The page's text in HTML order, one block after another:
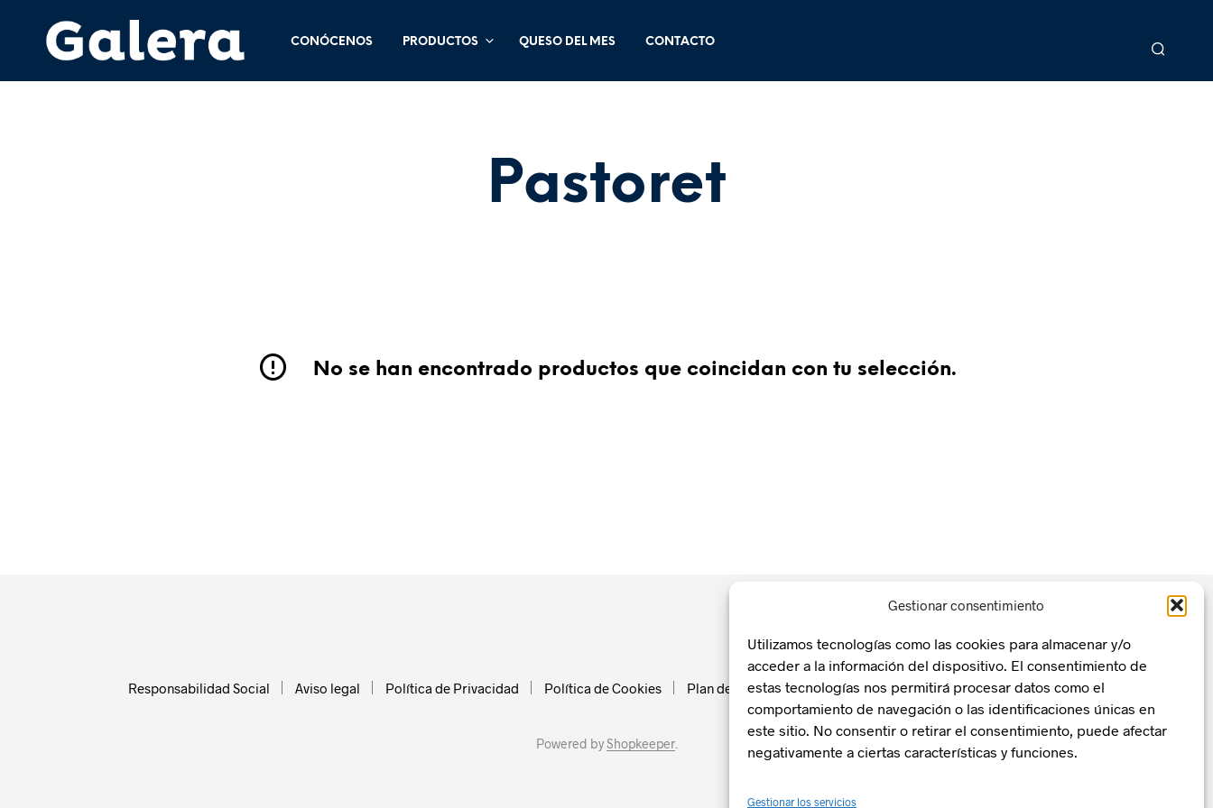
Gestionar consentimiento
Utilizamos tecnologías como las cookies para almacenar y/o
acceder a la información del dispositivo. El consentimiento de
estas tecnologías nos permitirá procesar datos como el
comportamiento de navegación o las identificaciones únicas en
este sitio. No consentir o retirar el consentimiento, puede afectar
negativamente a ciertas características y funciones.
Gestionar los servicios
CONÓCENOS PRODUCTOS QUESO DEL MES CONTACTO
Pastoret
No se han encontrado productos que coincidan con tu selección.
Responsabilidad Social Aviso legal Política de Privacidad Política de Cookies Plan de Recuperación, Transformación y Resiliencia La Zentral
Powered byShopkeeper.